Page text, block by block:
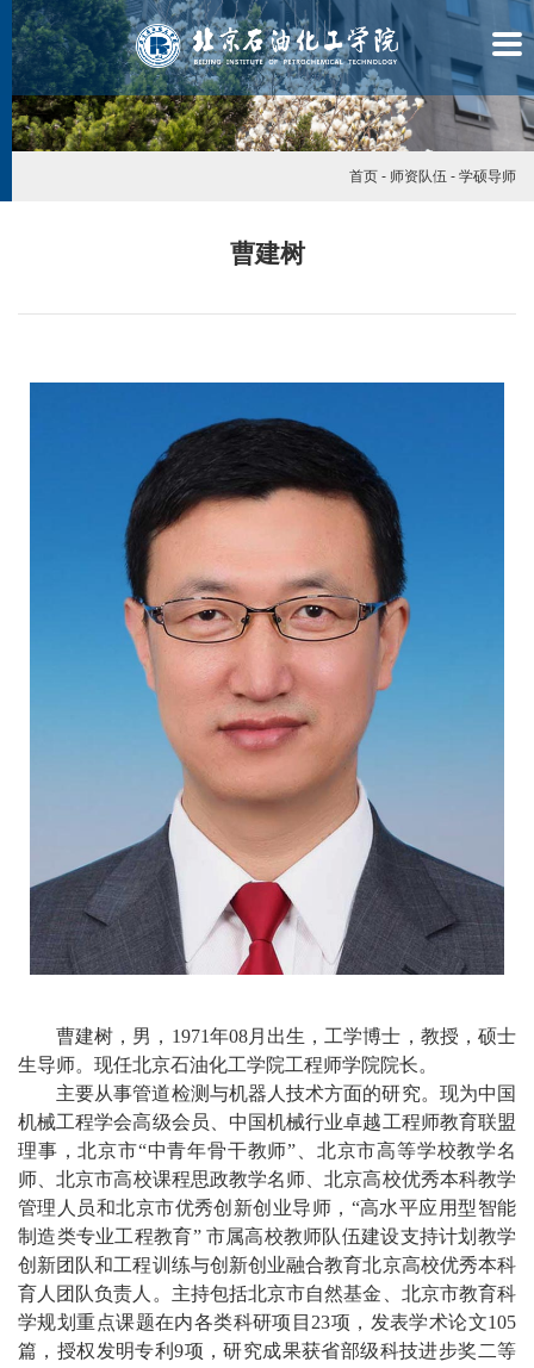
生
就
教
育
教
学
师
资
队
首页 - 师资队伍 - 学硕导师
曹建树
曹建树，男，1971年08月出生，工学博士，教授，硕士
生导师。现任北京石油化工学院工程师学院院长。
主要从事管道检测与机器人技术方面的研究。现为中国
机械工程学会高级会员、 中国机械行业卓越工程师教育联盟
理事 ，北京市“中青年骨干教师”
北京市高等学校教学名
师 、北京市高校课程思政教学名师、北京高校优秀本科教学
管理人员和北京市优秀创新创业导师 ， “高水平应用型智能
制造类专业工程教育” 市属高校教师队伍建设支持计划教学
创新团队和工程训练与创新创业融合教育北京高校优秀本科
育人团队负责人 。 主持包括北京市自然基金
北京市教育科
学规划重点课题在内各类科研项目 23项，发表学术论文105
篇，授权发明专利9项，研究成果获省部级科技进步奖二等